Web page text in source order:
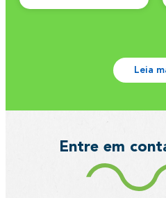
Leia
Entre em